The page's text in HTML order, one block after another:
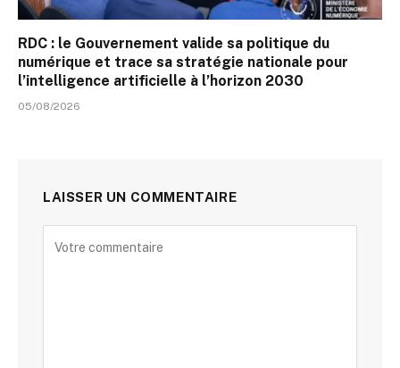
RDC : le Gouvernement valide sa politique du
numérique et trace sa stratégie nationale pour
l’intelligence artificielle à l’horizon 2030
05/08/2026
LAISSER UN COMMENTAIRE